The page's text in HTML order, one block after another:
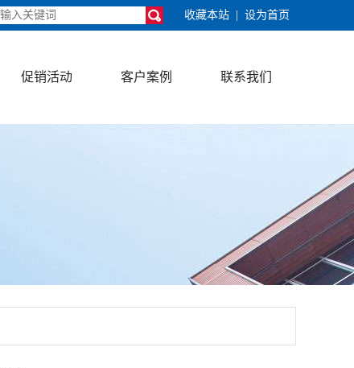
收藏本站 设为首页
促销活动 客户案例 联系我们